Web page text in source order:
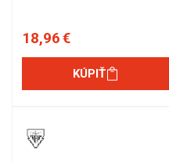
18,96 €
KÚPIŤ